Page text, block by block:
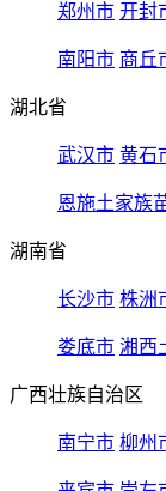
郑州市 开封
南阳市 商丘
湖北省
武汉市 黄石
恩施土家族
湖南省
长沙市 株洲
娄底市 湘西
广西壮族自治区
南宁市 柳州